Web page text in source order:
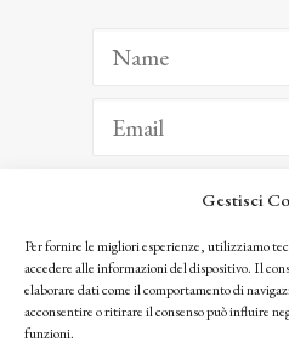
Gestisci
Per fornire le migliori esperienze, utilizziamo
accedere alle informazioni del dispositivo. Il
elaborare dati come il comportamento di
acconsentire o ritirare il consenso può influire
funzioni.
Facendo clic per iscriverti, riconosci che le
seguendo la nostra Privacy Policy
© 2025 Istituto Matteucci. All right reserved